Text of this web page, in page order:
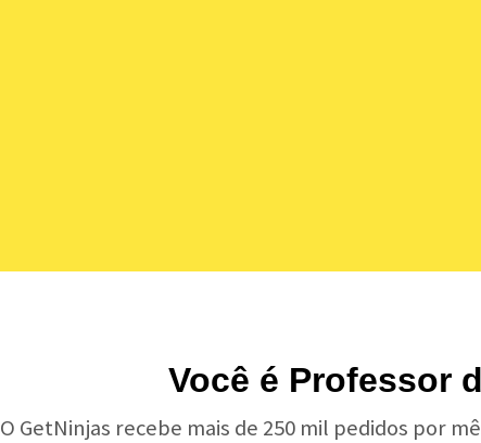
Você é Professor
O GetNinjas recebe mais de 250 mil pedidos por